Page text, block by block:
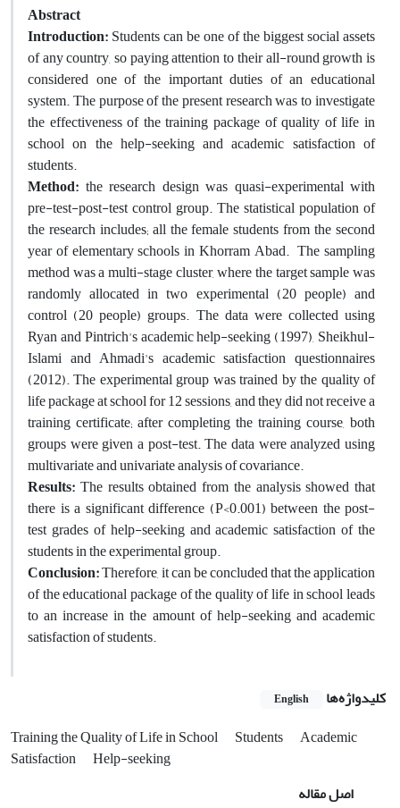
Abstract
Introduction:Students can be one of the biggest social assets
of any country, so paying attention to their all-round growth is
considered one of the important duties of an educational
system. The purpose of the present research was to investigate
the effectiveness of the training package of quality of life in
school on the help-seeking and academic satisfaction of
students.
Method: the research design was quasi-experimental with
pre-test-post-test control group. The statistical population of
the research includes; all the female students from the second
year of elementary schools in Khorram Abad. The sampling
method was a multi-stage cluster, where the target sample was
randomly allocated in two experimental (20 people) and
control (20 people) groups. The data were collected using
Ryan and Pintrich's academic help-seeking (1997), Sheikhul-
Islami and Ahmadi's academic satisfaction questionnaires
(2012). The experimental group was trained by the quality of
life package at school for 12 sessions, and they did not receive a
training certificate; after completing the training course, both
groups were given a post-test. The data were analyzed using
multivariate and univariate analysis of covariance.
Results: The results obtained from the analysis showed that
there is a significant difference (P<0.001) between the post-
test grades of help-seeking and academic satisfaction of the
students in the experimental group.
Conclusion:Therefore, it can be concluded that the application
of the educational package of the quality of life in school leads
to an increase in the amount of help-seeking and academic
satisfaction of students.
کلیدواژه‌ها English
Training the Quality of Life in School Students
Academic
Satisfaction
Help-seeking
اصل مقاله